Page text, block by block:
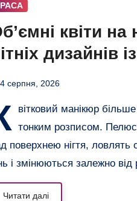
квіти на
дизайнів із
3D-
4 серпня, 2026
вітковий манікюр
тонким розписом.
поверхнею нігтя, ловлять
і змінюються залежно
Читати далі